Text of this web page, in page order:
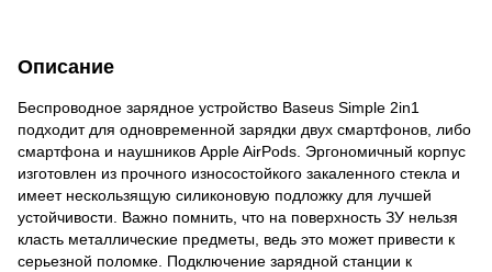
Описание
Беспроводное зарядное устройство Baseus Simple 2in1
подходит для одновременной зарядки двух смартфонов, либо
смартфона и наушников Apple AirPods. Эргономичный корпус
изготовлен из прочного износостойкого закаленного стекла и
имеет нескользящую силиконовую подложку для лучшей
устойчивости. Важно помнить, что на поверхность ЗУ нельзя
класть металлические предметы, ведь это может привести к
серьезной поломке. Подключение зарядной станции к